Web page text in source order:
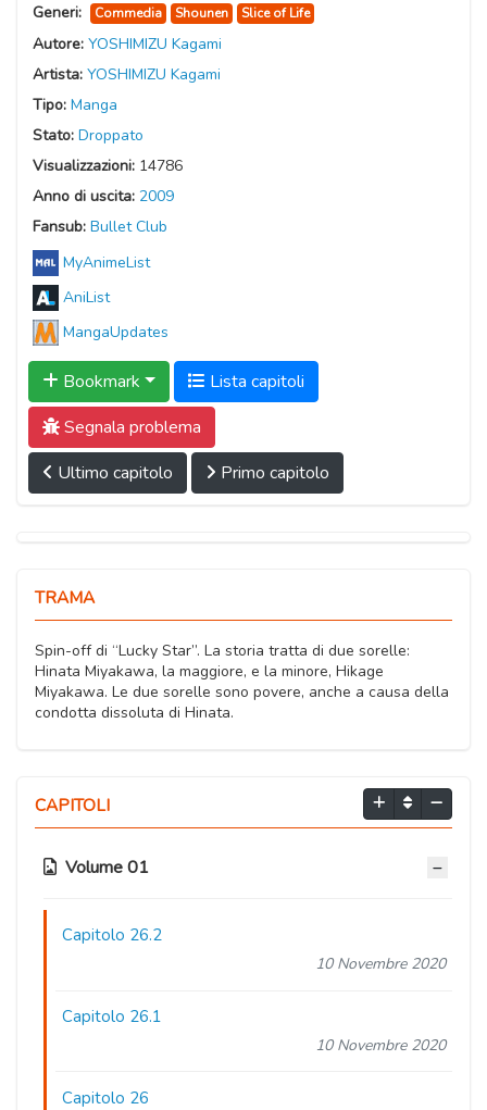
Generi:
Commedia Shounen Slice of Life
Autore: YOSHIMIZU Kagami
Artista: YOSHIMIZU Kagami
Tipo: Manga
Stato: Droppato
Visualizzazioni: 14786
Anno di uscita: 2009
Fansub: Bullet Club
MyAnimeList
AniList
MangaUpdates
Bookmark
Lista capitoli
Segnala problema
Ultimo capitolo
Primo capitolo
TRAMA
Spin-off di “Lucky Star”. La storia tratta di due sorelle:
Hinata Miyakawa, la maggiore, e la minore, Hikage
Miyakawa. Le due sorelle sono povere, anche a causa della
condotta dissoluta di Hinata.
CAPITOLI
Volume 01
Capitolo 26.2
10 Novembre 2020
Capitolo 26.1
10 Novembre 2020
Capitolo 26